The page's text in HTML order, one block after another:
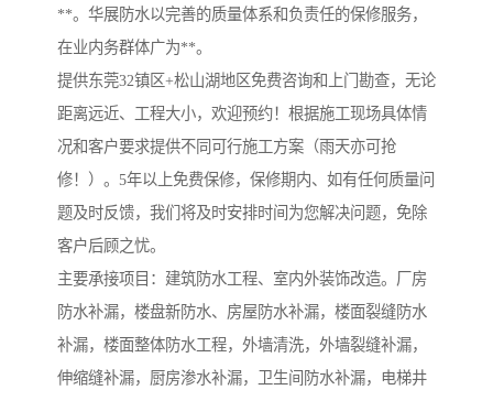
**。华展防水以完善的质量体系和负责任的保修服务，
在业内务群体广为**。
提供东莞32镇区+松山湖地区免费咨询和上门勘查，无论
距离远近、工程大小，欢迎预约！根据施工现场具体情
况和客户要求提供不同可行施工方案（雨天亦可抢
修！）。5年以上免费保修，保修期内、如有任何质量问
题及时反馈，我们将及时安排时间为您解决问题，免除
客户后顾之忧。
主要承接项目：建筑防水工程、室内外装饰改造。厂房
防水补漏，楼盘新防水、房屋防水补漏，楼面裂缝防水
补漏，楼面整体防水工程，外墙清洗，外墙裂缝补漏，
伸缩缝补漏，厨房渗水补漏，卫生间防水补漏，电梯井